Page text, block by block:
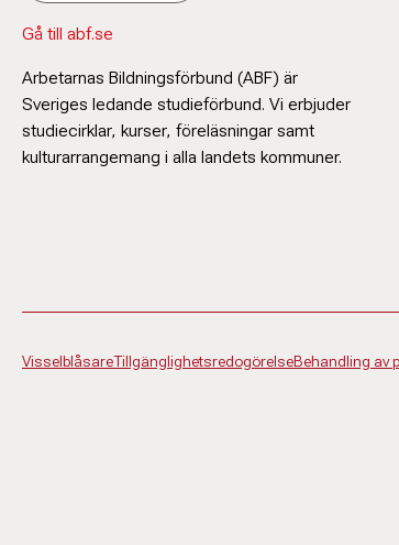
Gå till abf.se
Arbetarnas Bildningsförbund (ABF) är
Sveriges ledande studieförbund. Vi erbjuder
studiecirklar, kurser, föreläsningar samt
kulturarrangemang i alla landets kommuner.
VisselblåsareTillgänglighetsredogörelseBehandling av